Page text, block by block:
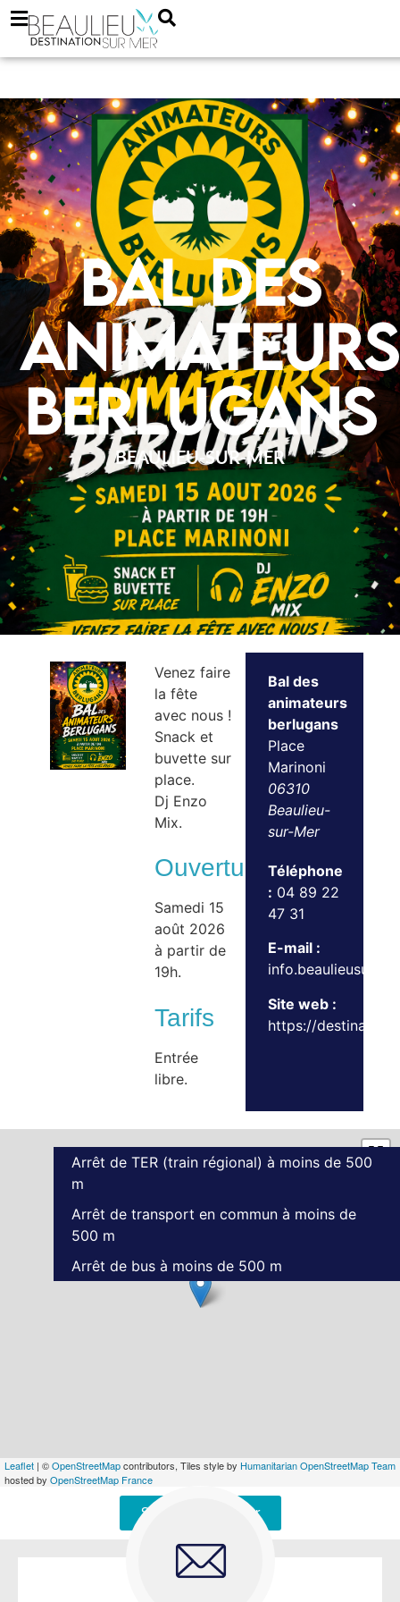
Bal des
animateurs
berlugans
BEAULIEU-SUR-MER
Venez faire
la fête
avec nous !
Snack et
buvette sur
place.
Dj Enzo
Mix.
Ouvertures
Samedi 15
août 2026
à partir de
19h.
Tarifs
Entrée
libre.
Bal des
animateurs
berlugans
Place
Marinoni
06310
Beaulieu-
sur-Mer
Téléphone
: 04 89 22
47 31
E-mail :
Site web :
https://
Leaflet | ©OpenStreetMapcontributors, Tiles style by Humanitarian OpenStreetMap Team
hosted by OpenStreetMap France
Arrêt de TER (train régional) à moins de 500
m
Arrêt de transport en commun à moins de
500 m
Arrêt de bus à moins de 500 m
Signaler une erreur